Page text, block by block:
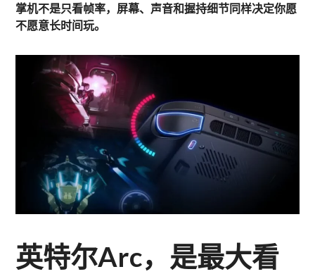
掌机不是只看帧率，屏幕、声音和握持细节同样决定你愿
不愿意长时间玩。
英特尔Arc，是最大看